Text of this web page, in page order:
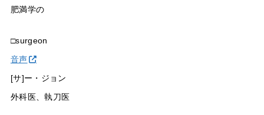
肥満学の
□surgeon
音声
[サ]ー・ジョン
外科医、執刀医